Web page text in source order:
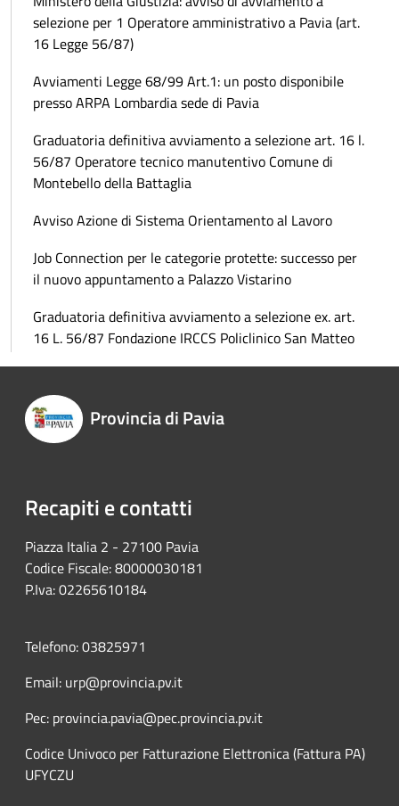
selezione per 1 Operatore amministrativo a Pavia (art.
16 Legge 56/87)
Avviamenti Legge 68/99 Art.1: un posto disponibile
presso ARPA Lombardia sede di Pavia
Graduatoria definitiva avviamento a selezione art. 16 l.
56/87 Operatore tecnico manutentivo Comune di
Montebello della Battaglia
Avviso Azione di Sistema Orientamento al Lavoro
Job Connection per le categorie protette: successo per
il nuovo appuntamento a Palazzo Vistarino
Graduatoria definitiva avviamento a selezione ex. art.
16 L. 56/87 Fondazione IRCCS Policlinico San Matteo
Provincia di Pavia
Recapiti e contatti
Piazza Italia 2 - 27100 Pavia
Codice Fiscale: 80000030181
P.Iva: 02265610184
Telefono: 03825971
Email: urp@provincia.pv.it
Pec: provincia.pavia@pec.provincia.pv.it
Codice Univoco per Fatturazione Elettronica (Fattura PA)
UFYCZU